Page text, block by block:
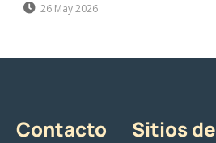
26 May 2026
Contacto
Sitios de